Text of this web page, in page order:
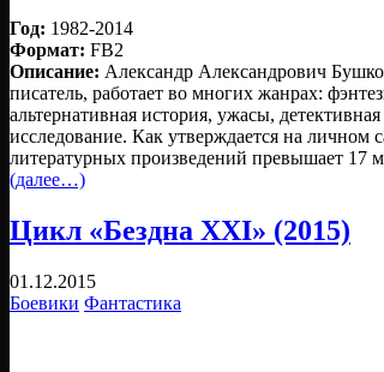
Год: 1982-2014
Формат: FB2
Описание: Александр Александрович
писатель, работает во многих жанрах:
альтернативная история, ужасы,
исследование. Как утверждается на личном
литературных произведений превышает 17
(далее…)
Цикл «Бездна XXI» (2015)
01.12.2015
Боевики Фантастика